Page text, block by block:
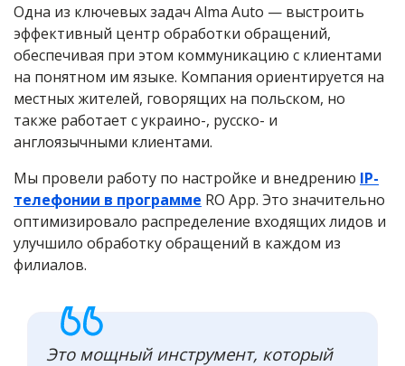
Одна из ключевых задач Alma Auto — выстроить
эффективный центр обработки обращений,
обеспечивая при этом коммуникацию с клиентами
на понятном им языке. Компания ориентируется на
местных жителей, говорящих на польском, но
также работает с украино-, русско- и
англоязычными клиентами.
Мы провели работу по настройке и внедрению IP-
телефонии в программе RO App. Это значительно
оптимизировало распределение входящих лидов и
улучшило обработку обращений в каждом из
филиалов.
Это мощный инструмент, который